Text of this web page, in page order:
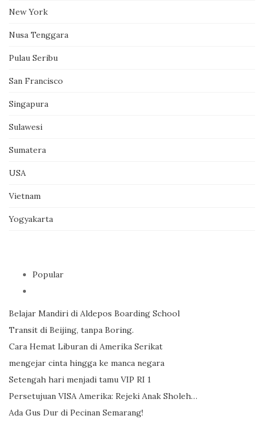
New York
Nusa Tenggara
Pulau Seribu
San Francisco
Singapura
Sulawesi
Sumatera
USA
Vietnam
Yogyakarta
Popular
Belajar Mandiri di Aldepos Boarding School
Transit di Beijing, tanpa Boring.
Cara Hemat Liburan di Amerika Serikat
mengejar cinta hingga ke manca negara
Setengah hari menjadi tamu VIP RI 1
Persetujuan VISA Amerika: Rejeki Anak Sholeh…
Ada Gus Dur di Pecinan Semarang!